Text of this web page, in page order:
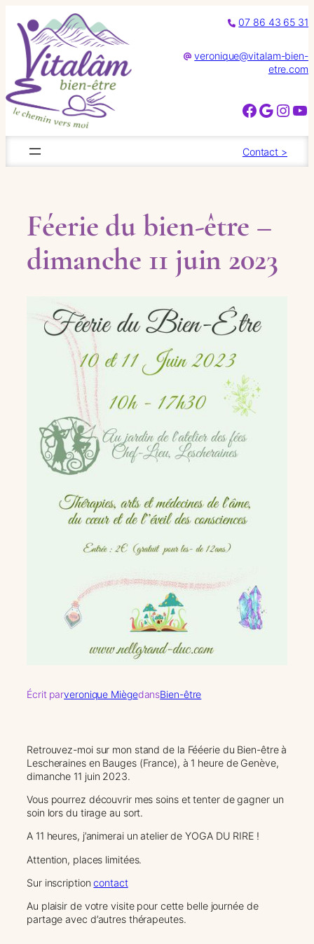
contenu
07 86 43 65 31
veronique@vitalam-bien-
etre.com
Facebook Google Instagram YouTube
Contact >
Féerie du bien-être –
dimanche 11 juin 2023
Écrit parveronique MiègedansBien-être
Retrouvez-moi sur mon stand de la Fééerie du Bien-être à
Lescheraines en Bauges (France), à 1 heure de Genève,
dimanche 11 juin 2023.
Vous pourrez découvrir mes soins et tenter de gagner un
soin lors du tirage au sort.
A 11 heures, j’animerai un atelier de YOGA DU RIRE !
Attention, places limitées.
Sur inscriptioncontact
Au plaisir de votre visite pour cette belle journée de
partage avec d’autres thérapeutes.